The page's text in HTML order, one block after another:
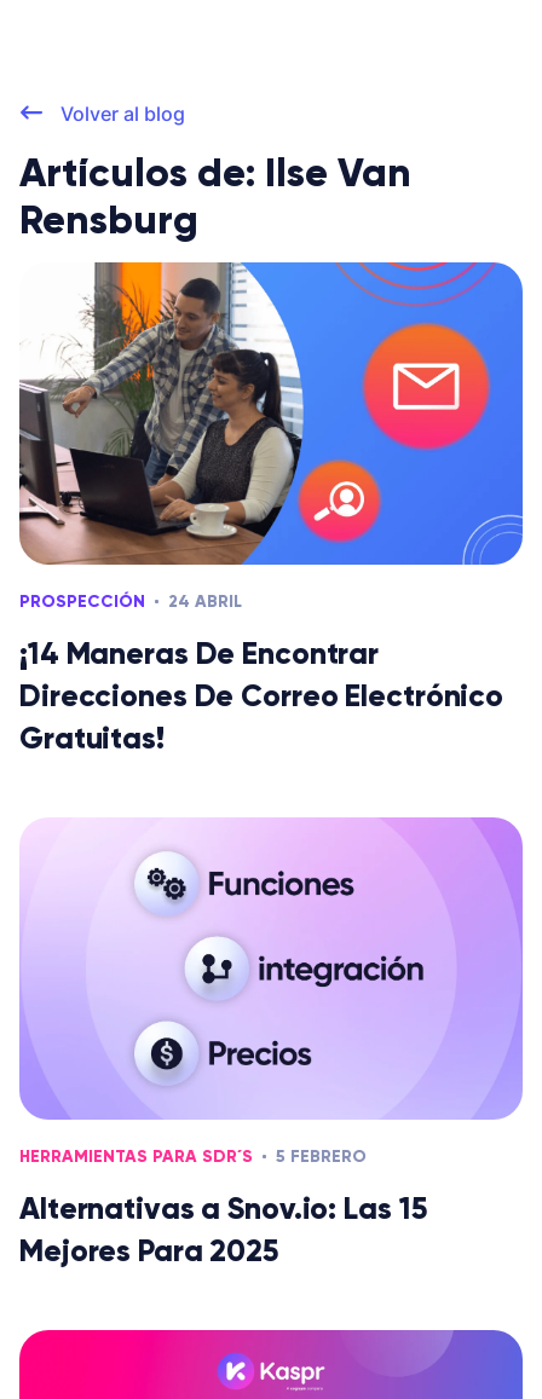
Volver al blog
Artículos de: Ilse Van
Rensburg
PROSPECCIÓN 24 ABRIL
¡14 Maneras De Encontrar
Direcciones De Correo Electrónico
Gratuitas!
HERRAMIENTAS PARA SDR´S 5 FEBRERO
Alternativas a Snov.io: Las 15
Mejores Para 2025